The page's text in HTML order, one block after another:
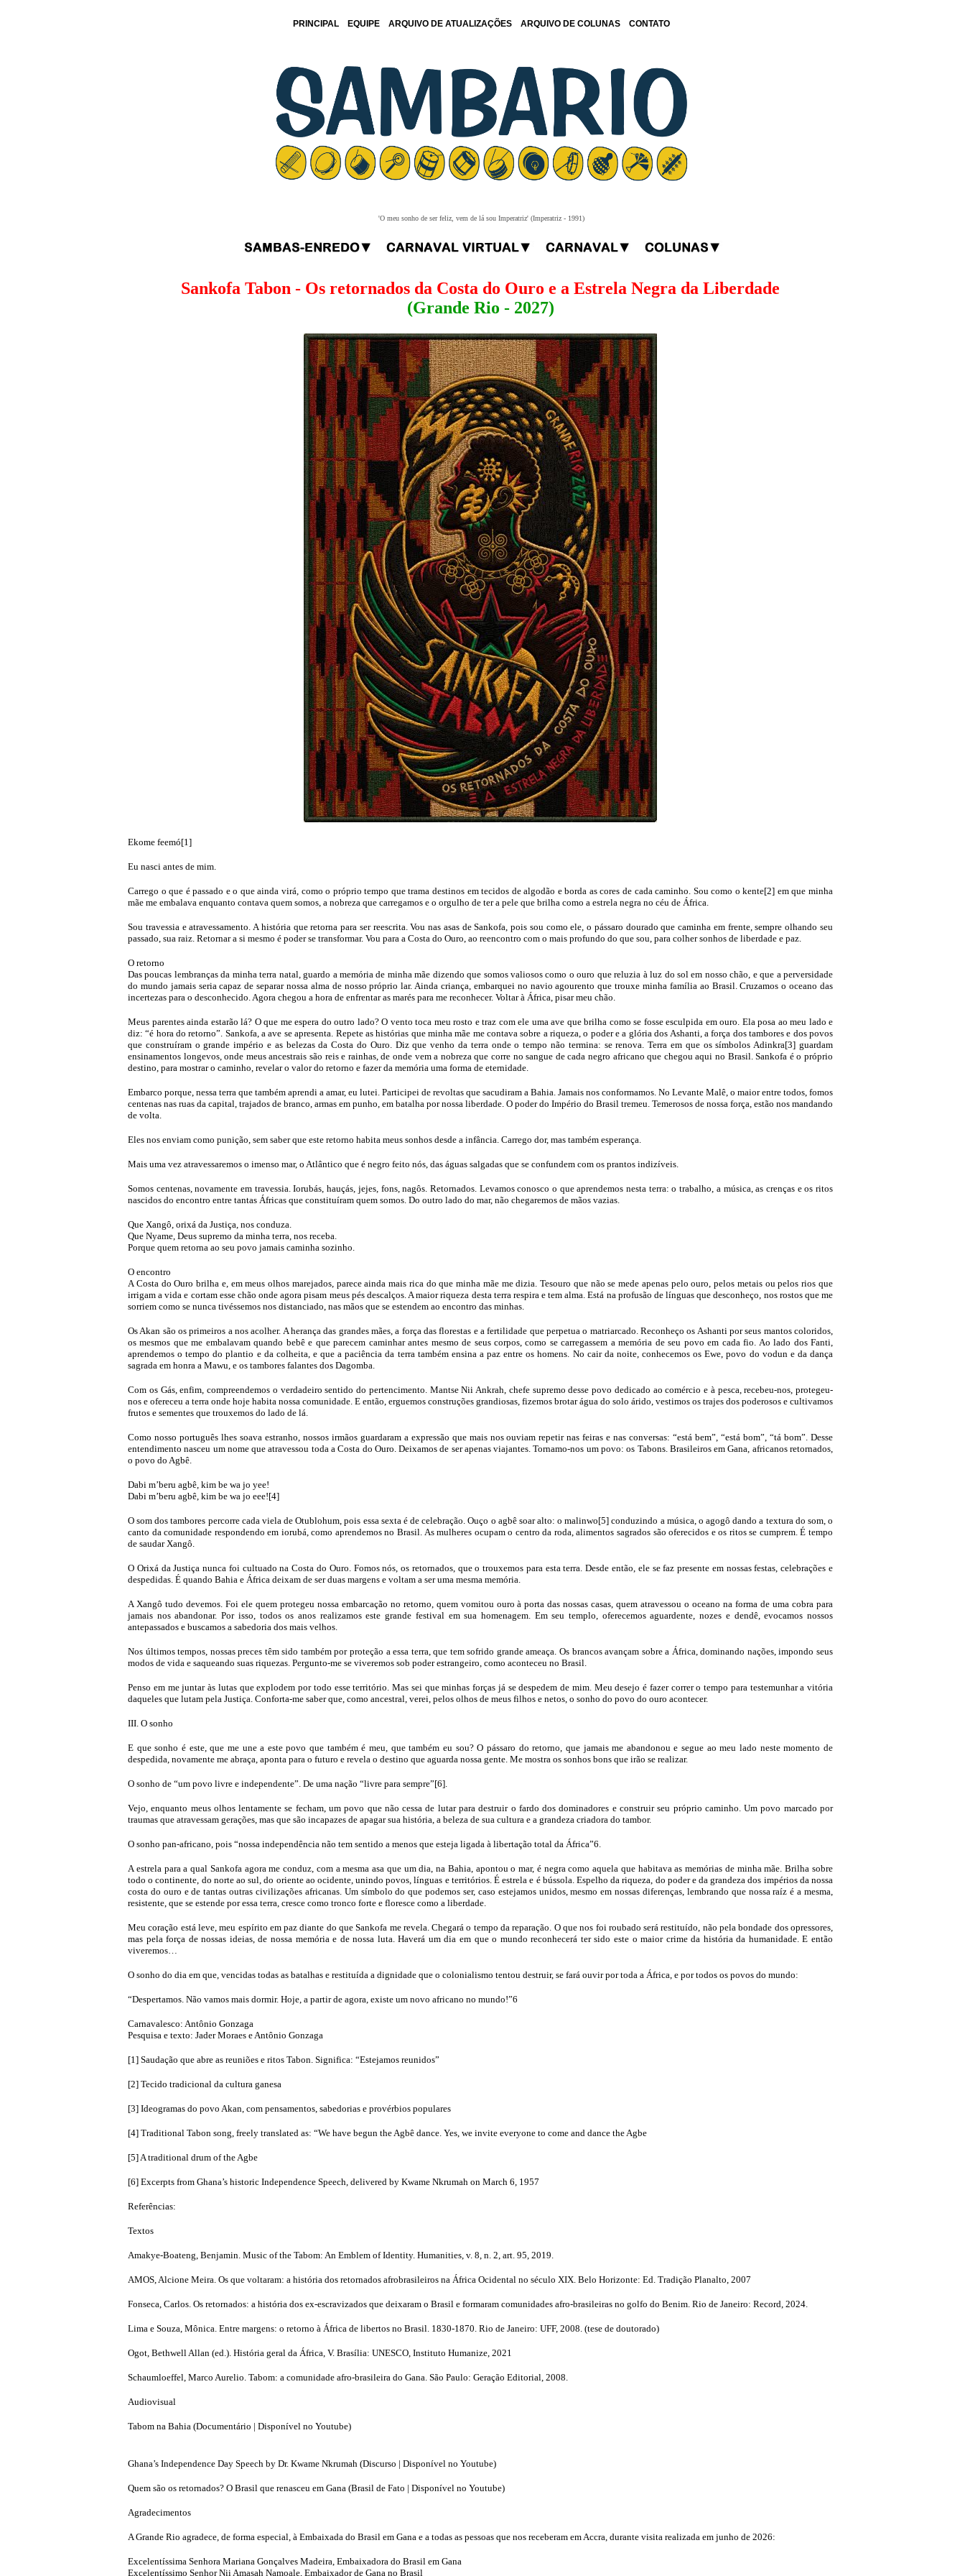
PRINCIPAL EQUIPE ARQUIVO DE ATUALIZAÇÕES ARQUIVO DE COLUNAS CONTATO
'O meu sonho de ser feliz, vem de lá sou Imperatriz' (Imperatriz - 1991)
Sankofa Tabon - Os retornados da Costa do Ouro e a Estrela Negra da Liberdade
(Grande Rio - 2027)
Ekome feemó[1]
Eu nasci antes de mim.
Carrego o que é passado e o que ainda virá, como o próprio tempo que trama destinos em tecidos de algodão e borda as cores de cada caminho. Sou como o kente[2] em que minha
mãe me embalava enquanto contava quem somos, a nobreza que carregamos e o orgulho de ter a pele que brilha como a estrela negra no céu de África.
Sou travessia e atravessamento. A história que retorna para ser reescrita. Vou nas asas de Sankofa, pois sou como ele, o pássaro dourado que caminha em frente, sempre olhando seu
passado, sua raiz. Retornar a si mesmo é poder se transformar. Vou para a Costa do Ouro, ao reencontro com o mais profundo do que sou, para colher sonhos de liberdade e paz.
O retorno
Das poucas lembranças da minha terra natal, guardo a memória de minha mãe dizendo que somos valiosos como o ouro que reluzia à luz do sol em nosso chão, e que a perversidade
do mundo jamais seria capaz de separar nossa alma de nosso próprio lar. Ainda criança, embarquei no navio agourento que trouxe minha família ao Brasil. Cruzamos o oceano das
incertezas para o desconhecido. Agora chegou a hora de enfrentar as marés para me reconhecer. Voltar à África, pisar meu chão.
Meus parentes ainda estarão lá? O que me espera do outro lado? O vento toca meu rosto e traz com ele uma ave que brilha como se fosse esculpida em ouro. Ela posa ao meu lado e
diz: “é hora do retorno”. Sankofa, a ave se apresenta. Repete as histórias que minha mãe me contava sobre a riqueza, o poder e a glória dos Ashanti, a força dos tambores e dos povos
que construíram o grande império e as belezas da Costa do Ouro. Diz que venho da terra onde o tempo não termina: se renova. Terra em que os símbolos Adinkra[3] guardam
ensinamentos longevos, onde meus ancestrais são reis e rainhas, de onde vem a nobreza que corre no sangue de cada negro africano que chegou aqui no Brasil. Sankofa é o próprio
destino, para mostrar o caminho, revelar o valor do retorno e fazer da memória uma forma de eternidade.
Embarco porque, nessa terra que também aprendi a amar, eu lutei. Participei de revoltas que sacudiram a Bahia. Jamais nos conformamos. No Levante Malê, o maior entre todos, fomos
centenas nas ruas da capital, trajados de branco, armas em punho, em batalha por nossa liberdade. O poder do Império do Brasil tremeu. Temerosos de nossa força, estão nos mandando
de volta.
Eles nos enviam como punição, sem saber que este retorno habita meus sonhos desde a infância. Carrego dor, mas também esperança.
Mais uma vez atravessaremos o imenso mar, o Atlântico que é negro feito nós, das águas salgadas que se confundem com os prantos indizíveis.
Somos centenas, novamente em travessia. Iorubás, hauçás, jejes, fons, nagôs. Retornados. Levamos conosco o que aprendemos nesta terra: o trabalho, a música, as crenças e os ritos
nascidos do encontro entre tantas Áfricas que constituíram quem somos. Do outro lado do mar, não chegaremos de mãos vazias.
Que Xangô, orixá da Justiça, nos conduza.
Que Nyame, Deus supremo da minha terra, nos receba.
Porque quem retorna ao seu povo jamais caminha sozinho.
O encontro
A Costa do Ouro brilha e, em meus olhos marejados, parece ainda mais rica do que minha mãe me dizia. Tesouro que não se mede apenas pelo ouro, pelos metais ou pelos rios que
irrigam a vida e cortam esse chão onde agora pisam meus pés descalços. A maior riqueza desta terra respira e tem alma. Está na profusão de línguas que desconheço, nos rostos que me
sorriem como se nunca tivéssemos nos distanciado, nas mãos que se estendem ao encontro das minhas.
Os Akan são os primeiros a nos acolher. A herança das grandes mães, a força das florestas e a fertilidade que perpetua o matriarcado. Reconheço os Ashanti por seus mantos coloridos,
os mesmos que me embalavam quando bebê e que parecem caminhar antes mesmo de seus corpos, como se carregassem a memória de seu povo em cada fio. Ao lado dos Fanti,
aprendemos o tempo do plantio e da colheita, e que a paciência da terra também ensina a paz entre os homens. No cair da noite, conhecemos os Ewe, povo do vodun e da dança
sagrada em honra a Mawu, e os tambores falantes dos Dagomba.
Com os Gás, enfim, compreendemos o verdadeiro sentido do pertencimento. Mantse Nii Ankrah, chefe supremo desse povo dedicado ao comércio e à pesca, recebeu-nos, protegeu-
nos e ofereceu a terra onde hoje habita nossa comunidade. E então, erguemos construções grandiosas, fizemos brotar água do solo árido, vestimos os trajes dos poderosos e cultivamos
frutos e sementes que trouxemos do lado de lá.
Como nosso português lhes soava estranho, nossos irmãos guardaram a expressão que mais nos ouviam repetir nas feiras e nas conversas: “está bem”, “está bom”, “tá bom”. Desse
entendimento nasceu um nome que atravessou toda a Costa do Ouro. Deixamos de ser apenas viajantes. Tornamo-nos um povo: os Tabons. Brasileiros em Gana, africanos retornados,
o povo do Agbê.
Dabi m’beru agbê, kim be wa jo yee!
Dabi m’beru agbê, kim be wa jo eee![4]
O som dos tambores percorre cada viela de Otublohum, pois essa sexta é de celebração. Ouço o agbê soar alto: o malinwo[5] conduzindo a música, o agogô dando a textura do som, o
canto da comunidade respondendo em iorubá, como aprendemos no Brasil. As mulheres ocupam o centro da roda, alimentos sagrados são oferecidos e os ritos se cumprem. É tempo
de saudar Xangô.
O Orixá da Justiça nunca foi cultuado na Costa do Ouro. Fomos nós, os retornados, que o trouxemos para esta terra. Desde então, ele se faz presente em nossas festas, celebrações e
despedidas. É quando Bahia e África deixam de ser duas margens e voltam a ser uma mesma memória.
A Xangô tudo devemos. Foi ele quem protegeu nossa embarcação no retorno, quem vomitou ouro à porta das nossas casas, quem atravessou o oceano na forma de uma cobra para
jamais nos abandonar. Por isso, todos os anos realizamos este grande festival em sua homenagem. Em seu templo, oferecemos aguardente, nozes e dendê, evocamos nossos
antepassados e buscamos a sabedoria dos mais velhos.
Nos últimos tempos, nossas preces têm sido também por proteção a essa terra, que tem sofrido grande ameaça. Os brancos avançam sobre a África, dominando nações, impondo seus
modos de vida e saqueando suas riquezas. Pergunto-me se viveremos sob poder estrangeiro, como aconteceu no Brasil.
Penso em me juntar às lutas que explodem por todo esse território. Mas sei que minhas forças já se despedem de mim. Meu desejo é fazer correr o tempo para testemunhar a vitória
daqueles que lutam pela Justiça. Conforta-me saber que, como ancestral, verei, pelos olhos de meus filhos e netos, o sonho do povo do ouro acontecer.
III. O sonho
E que sonho é este, que me une a este povo que também é meu, que também eu sou? O pássaro do retorno, que jamais me abandonou e segue ao meu lado neste momento de
despedida, novamente me abraça, aponta para o futuro e revela o destino que aguarda nossa gente. Me mostra os sonhos bons que irão se realizar.
O sonho de “um povo livre e independente”. De uma nação “livre para sempre”[6].
Vejo, enquanto meus olhos lentamente se fecham, um povo que não cessa de lutar para destruir o fardo dos dominadores e construir seu próprio caminho. Um povo marcado por
traumas que atravessam gerações, mas que são incapazes de apagar sua história, a beleza de sua cultura e a grandeza criadora do tambor.
O sonho pan-africano, pois “nossa independência não tem sentido a menos que esteja ligada à libertação total da África”6.
A estrela para a qual Sankofa agora me conduz, com a mesma asa que um dia, na Bahia, apontou o mar, é negra como aquela que habitava as memórias de minha mãe. Brilha sobre
todo o continente, do norte ao sul, do oriente ao ocidente, unindo povos, línguas e territórios. É estrela e é bússola. Espelho da riqueza, do poder e da grandeza dos impérios da nossa
costa do ouro e de tantas outras civilizações africanas. Um símbolo do que podemos ser, caso estejamos unidos, mesmo em nossas diferenças, lembrando que nossa raíz é a mesma,
resistente, que se estende por essa terra, cresce como tronco forte e floresce como a liberdade.
Meu coração está leve, meu espírito em paz diante do que Sankofa me revela. Chegará o tempo da reparação. O que nos foi roubado será restituído, não pela bondade dos opressores,
mas pela força de nossas ideias, de nossa memória e de nossa luta. Haverá um dia em que o mundo reconhecerá ter sido este o maior crime da história da humanidade. E então
viveremos…
O sonho do dia em que, vencidas todas as batalhas e restituída a dignidade que o colonialismo tentou destruir, se fará ouvir por toda a África, e por todos os povos do mundo:
“Despertamos. Não vamos mais dormir. Hoje, a partir de agora, existe um novo africano no mundo!”6
Carnavalesco: Antônio Gonzaga
Pesquisa e texto: Jader Moraes e Antônio Gonzaga
[1] Saudação que abre as reuniões e ritos Tabon. Significa: “Estejamos reunidos”
[2] Tecido tradicional da cultura ganesa
[3] Ideogramas do povo Akan, com pensamentos, sabedorias e provérbios populares
[4] Traditional Tabon song, freely translated as: “We have begun the Agbê dance. Yes, we invite everyone to come and dance the Agbe
[5] A traditional drum of the Agbe
[6] Excerpts from Ghana’s historic Independence Speech, delivered by Kwame Nkrumah on March 6, 1957
Referências:
Textos
Amakye-Boateng, Benjamin. Music of the Tabom: An Emblem of Identity. Humanities, v. 8, n. 2, art. 95, 2019.
AMOS, Alcione Meira. Os que voltaram: a história dos retornados afrobrasileiros na África Ocidental no século XIX. Belo Horizonte: Ed. Tradição Planalto, 2007
Fonseca, Carlos. Os retornados: a história dos ex-escravizados que deixaram o Brasil e formaram comunidades afro-brasileiras no golfo do Benim. Rio de Janeiro: Record, 2024.
Lima e Souza, Mônica. Entre margens: o retorno à África de libertos no Brasil. 1830-1870. Rio de Janeiro: UFF, 2008. (tese de doutorado)
Ogot, Bethwell Allan (ed.). História geral da África, V. Brasília: UNESCO, Instituto Humanize, 2021
Schaumloeffel, Marco Aurelio. Tabom: a comunidade afro-brasileira do Gana. São Paulo: Geração Editorial, 2008.
Audiovisual
Tabom na Bahia (Documentário | Disponível no Youtube)
Ghana’s Independence Day Speech by Dr. Kwame Nkrumah (Discurso | Disponível no Youtube)
Quem são os retornados? O Brasil que renasceu em Gana (Brasil de Fato | Disponível no Youtube)
Agradecimentos
A Grande Rio agradece, de forma especial, à Embaixada do Brasil em Gana e a todas as pessoas que nos receberam em Accra, durante visita realizada em junho de 2026:
Excelentíssima Senhora Mariana Gonçalves Madeira, Embaixadora do Brasil em Gana
Excelentíssimo Senhor Nii Amasah Namoale, Embaixador de Gana no Brasil